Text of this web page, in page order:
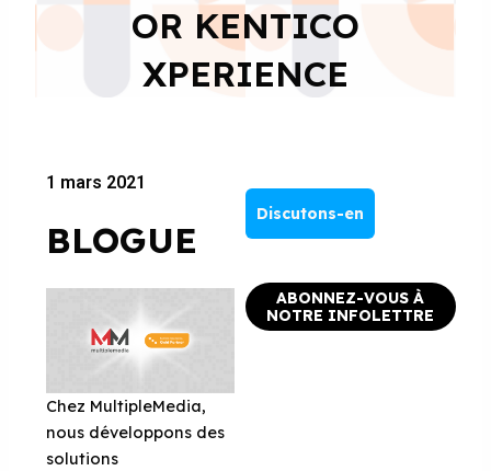
OR KENTICO
XPERIENCE
1 mars 2021
BLOGUE
Chez MultipleMedia,
nous développons des
solutions
Discutons-en
ABONNEZ-VOUS À
NOTRE INFOLETTRE